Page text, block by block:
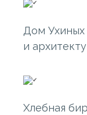
Дом Ухиных
и
Хлебная